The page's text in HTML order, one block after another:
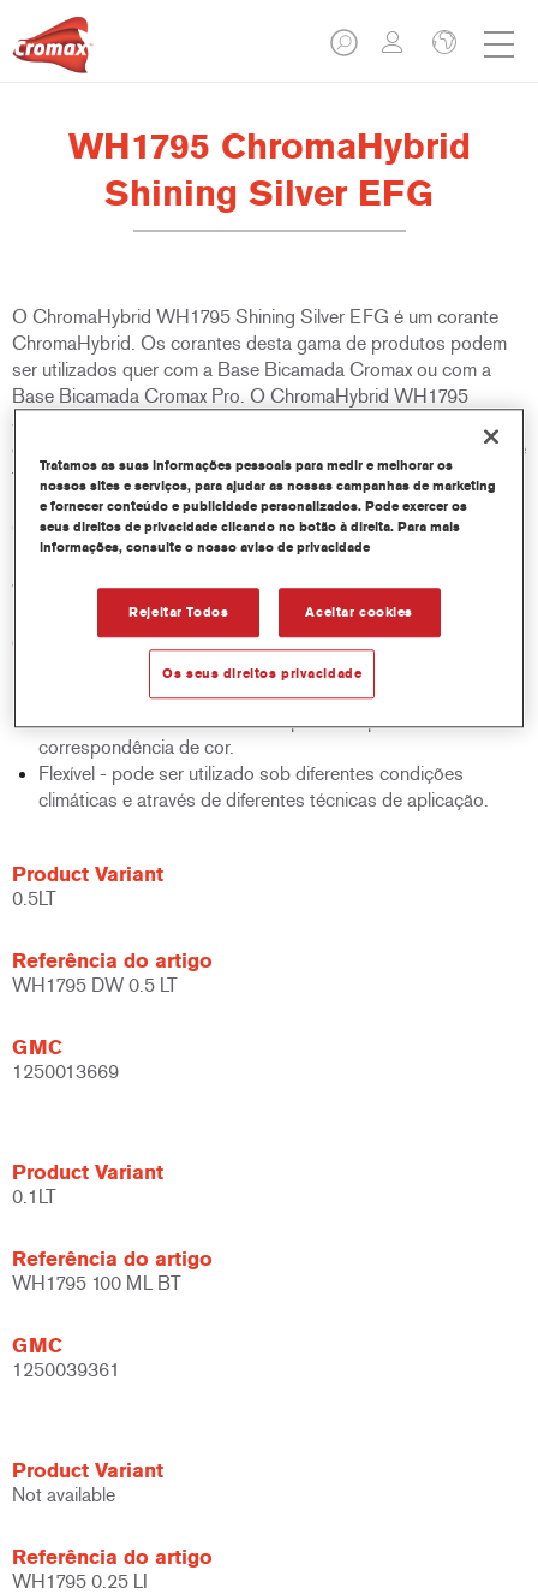
WH1795 ChromaHybrid
Shining Silver EFG
O ChromaHybrid WH1795 Shining Silver EFG é um corante
ChromaHybrid. Os corantes desta gama de produtos podem
ser utilizados quer com a Base Bicamada Cromax ou com a
Base Bicamada Cromax Pro. O ChromaHybrid WH1795
Shining Silver EFG é um corante incolor baseado em partículas
de vidro que pode ajudar os pintores a acompanhar a crescente
tendência OEM para cores com partículas de efeitos especiais.
Devido ao consumo limitado deste produto especializado, o
ChromaHybrid WH1795 Shining Silver EFG é fornecido em
latas de 250ml, as quais precisam apenas de uma leve agitação
antes do uso.
Características do produto
Híbrido - pode ser utilizado quer com a Base Bicamada
Cromax quer com a Base Bicamada Cromax Pro.
Excelente rendimento com excepcional e precisa
correspondência de cor.
Flexível - pode ser utilizado sob diferentes condições
climáticas e através de diferentes técnicas de aplicação.
Product Variant
0.5LT
Referência do artigo
WH1795 DW 0.5 LT
GMC
1250013669
Product Variant
0.1LT
Referência do artigo
WH1795 100 ML BT
GMC
1250039361
Product Variant
Not available
Referência do artigo
WH1795 0.25 LI
Tratamos as suas informações pessoais para medir e melhorar os
nossos sites e serviços, para ajudar as nossas campanhas de marketing
e fornecer conteúdo e publicidade personalizados. Pode exercer os
seus direitos de privacidade clicando no botão à direita. Para mais
informações, consulte o nosso aviso de privacidade
Rejeitar Todos Aceitar cookies
Os seus direitos privacidade